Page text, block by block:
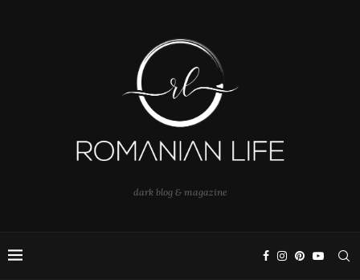
dark blog & magazine